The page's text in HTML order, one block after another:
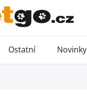
Ostatní Novinky